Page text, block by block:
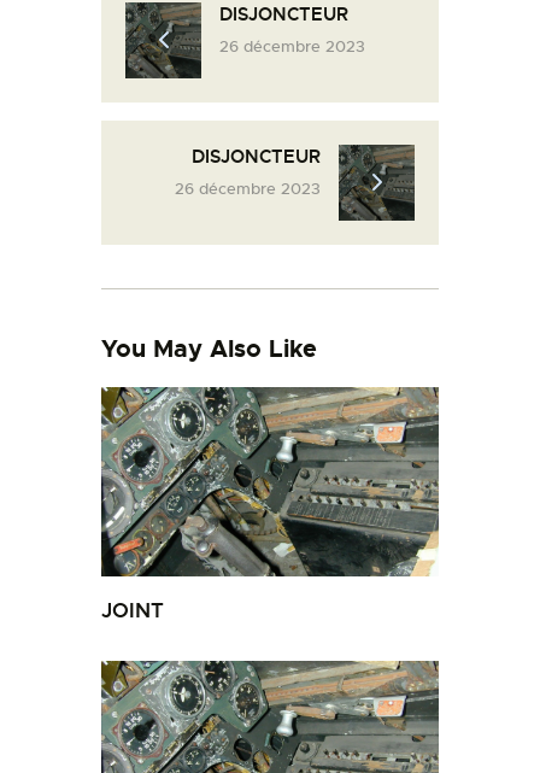
L’ATELIER DE L’AIR
LA SNCAC
PROJET ATELIER DE
LA PISTE D’ENVOL
DISJONCTEUR
26 décembre 2023
DISJONCTEUR
26 décembre 2023
You May Also Like
JOINT